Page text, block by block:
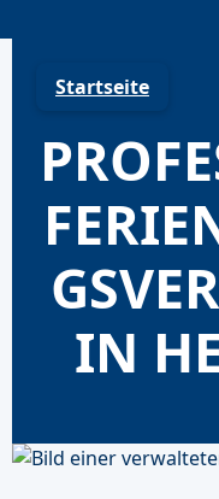
to
Startseite
IN